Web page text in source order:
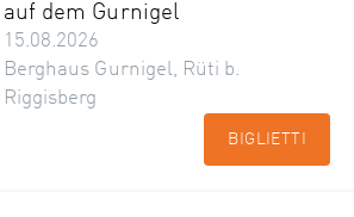
auf dem Gurnigel
15.08.2026
Berghaus Gurnigel, Rüti b.
Riggisberg
BIGLIETTI